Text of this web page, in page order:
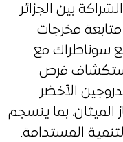
بين الجزائر
مخرجات
سوناطراك مع
استكشاف فرص
الأخضر
الميثان، بما ينسجم
المستدامة.